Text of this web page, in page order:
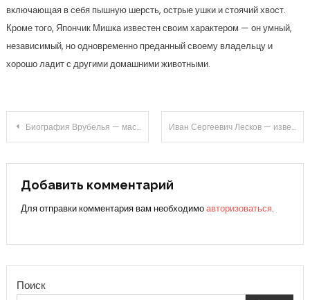
включающая в себя пышную шерсть, острые ушки и стоячий хвост.
Кроме того, Япончик Мишка известен своим характером — он умный,
независимый, но одновременно преданный своему владельцу и
хорошо ладит с другими домашними животными.
Навигация
по
записям
Биография Врубелья — мастера русского авангарда — изысканные краски в жизни и творчестве Иван Сергеевич Лесков — известный русский писатель, чье творчество отличает глубокая психологическая проницательность и неповторимая манерa повествования
Добавить комментарий
Для отправки комментария вам необходимоавторизоваться.
Поиск